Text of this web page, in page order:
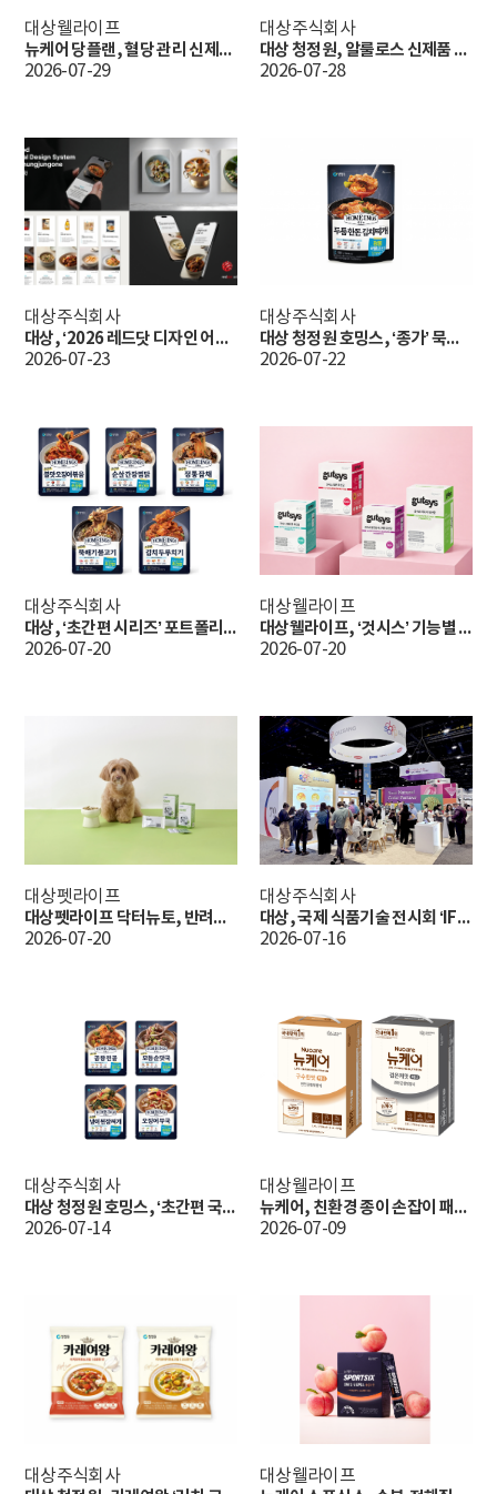
대상웰라이프
뉴케어 당플랜, 혈당 관리 신제품 노스파이크 3종 출시
2026-07-29
대상주식회사
대상 청정원, 알룰로스 신제품 3종 출시…’대체당 라인업 확대’
2026-07-28
대상주식회사
대상, ‘2026 레드닷 디자인 어워드’ 본상 2관왕… 3년 연속 수상 쾌거
2026-07-23
대상주식회사
대상 청정원 호밍스, ‘종가’ 묵은지 담은 정통 국물요리 ‘두툼 한돈 김치찌개’ 출시
2026-07-22
대상주식회사
대상, ‘초간편 시리즈’ 포트폴리오 확장 청정원 호밍스, ‘초간편 볶음요리’ 5종 출시
2026-07-20
대상웰라이프
대상웰라이프, ‘것시스’ 기능별 유산균 라인업 확대
2026-07-20
대상펫라이프
대상펫라이프 닥터뉴토, 반려견 관절 영양제 ‘아이큐어 데일리케어 관절’ 출시
2026-07-20
대상주식회사
대상, 국제 식품기술 전시회 ‘IFT 2026’ 참가 성료…글로벌 소재 경쟁력 입증
2026-07-16
대상주식회사
대상 청정원 호밍스, ‘초간편 국물요리’ 신제품 4종 출시… 국물요리 라인업 확대
2026-07-14
대상웰라이프
뉴케어, 친환경 종이 손잡이 패키지 도입
2026-07-09
대상주식회사
대상웰라이프